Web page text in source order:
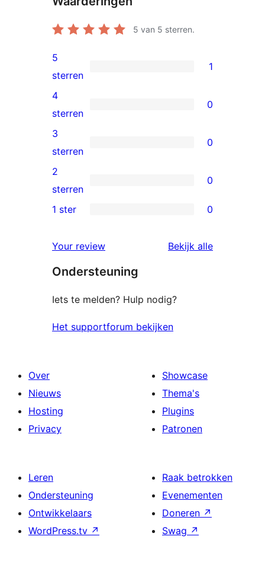
5 van 5 sterren.
1
5
ster
beoordeling
5
sterren
1
0
4
sterren
beoordelingen
4
sterren
0
0
3
sterren
beoordelingen
3
sterren
0
0
2
beoordelingen
2
sterren
0
sterren
beoordelingen
1 ster 0
Your review Bekijk alle
Ondersteuning
Iets te melden? Hulp nodig?
Het supportforum bekijken
Over
Nieuws
Hosting
Privacy
Showcase
Thema's
Plugins
Patronen
Leren
Ondersteuning
Ontwikkelaars
WordPress.tv ↗
Raak betrokken
Evenementen
Doneren ↗
Swag ↗